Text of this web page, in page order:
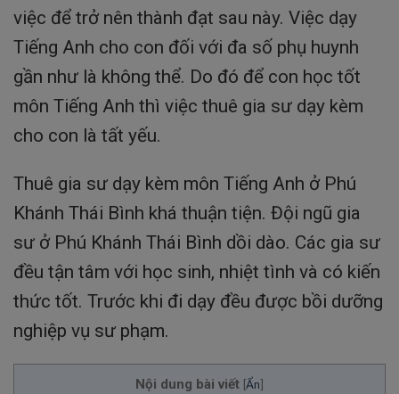
việc để trở nên thành đạt sau này. Việc dạy
Tiếng Anh cho con đối với đa số phụ huynh
gần như là không thể. Do đó để con học tốt
môn Tiếng Anh thì việc thuê gia sư dạy kèm
cho con là tất yếu.
Thuê gia sư dạy kèm môn Tiếng Anh ở Phú
Khánh Thái Bình khá thuận tiện. Đội ngũ gia
sư ở Phú Khánh Thái Bình dồi dào. Các gia sư
đều tận tâm với học sinh, nhiệt tình và có kiến
thức tốt. Trước khi đi dạy đều được bồi dưỡng
nghiệp vụ sư phạm.
Nội dung bài viết [Ẩn]